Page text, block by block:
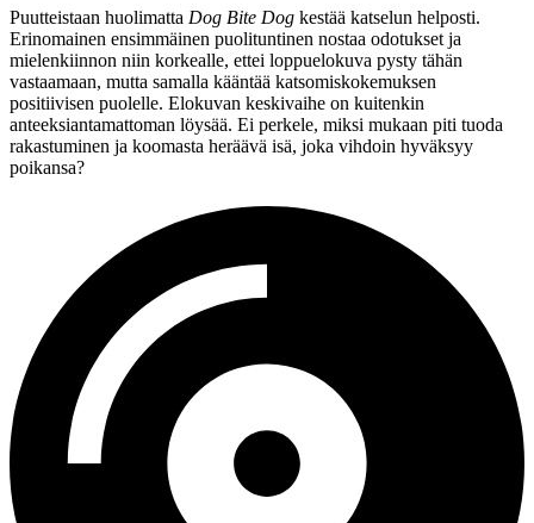
Puutteistaan huolimatta Dog Bite Dog kestää katselun helposti.
Erinomainen ensimmäinen puolituntinen nostaa odotukset ja
mielenkiinnon niin korkealle, ettei loppuelokuva pysty tähän
vastaamaan, mutta samalla kääntää katsomiskokemuksen
positiivisen puolelle. Elokuvan keskivaihe on kuitenkin
anteeksiantamattoman löysää. Ei perkele, miksi mukaan piti tuoda
rakastuminen ja koomasta heräävä isä, joka vihdoin hyväksyy
poikansa?